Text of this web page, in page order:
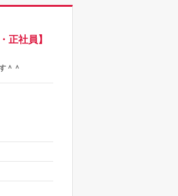
正社員】
＾＾